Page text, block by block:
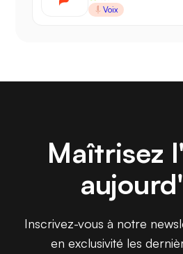
Voix
Maîtrisez
Inscrivez-vous à notre
en exclusivité les